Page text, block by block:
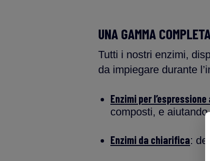
UNA GAMMA
Tutti i nostri enzimi,
da impiegare durante
Enzimi per
composti, e
Enzimi da chiarifica: